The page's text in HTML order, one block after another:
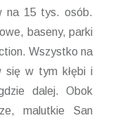
na 15 tys. osób.
baseny, parki
Wszystko na
się w tym kłębi i
dalej. Obok
malutkie San